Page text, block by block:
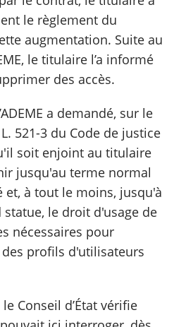
le règlement du
augmentation. Suite au
le titulaire l’a informé
des accès.
a demandé, sur le
521-3 du Code de justice
soit enjoint au titulaire
jusqu'au terme normal
à tout le moins, jusqu'à
le droit d'usage de
nécessaires pour
profils d'utilisateurs
Conseil d’État vérifie